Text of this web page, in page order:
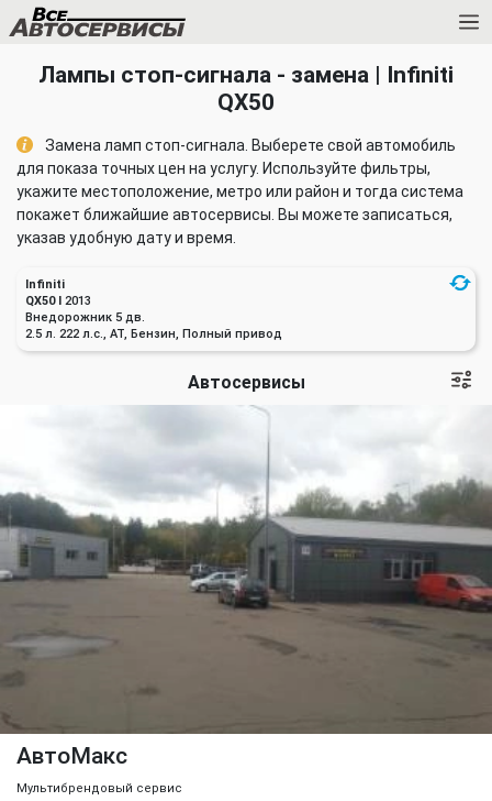
Лампы стоп-сигнала - замена | Infiniti
QX50
Замена ламп стоп-сигнала. Выберете свой автомобиль
для показа точных цен на услугу. Используйте фильтры,
укажите местоположение, метро или район и тогда система
покажет ближайшие автосервисы. Вы можете записаться,
указав удобную дату и время.
Infiniti
QX50 I 2013
Внедорожник 5 дв.
2.5 л. 222 л.с., AT, Бензин, Полный привод
Автосервисы
АвтоМакс
Мультибрендовый сервис